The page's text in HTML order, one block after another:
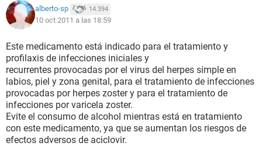
alberto-sp 14.394
10 oct 2011 a las 18:59
Este medicamento está indicado para el tratamiento y
profilaxis de infecciones iniciales y
recurrentes provocadas por el virus del herpes simple en
labios, piel y zona genital, para el tratamiento de infecciones
provocadas por herpes zoster y para el tratamiento de
infecciones por varicela zoster.
Evite el consumo de alcohol mientras está en tratamiento
con este medicamento, ya que se aumentan los riesgos de
efectos adversos de aciclovir.